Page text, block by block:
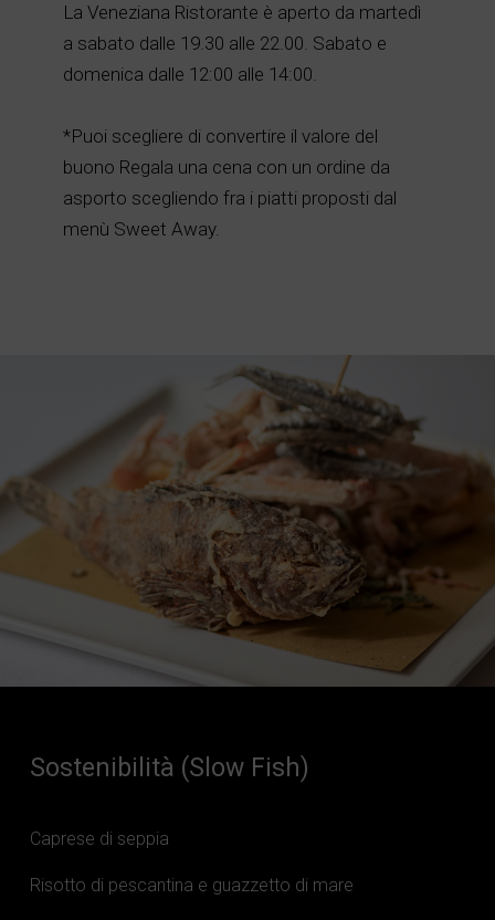
La Veneziana Ristorante è aperto da martedì
a sabato dalle 19.30 alle 22.00. Sabato e
domenica dalle 12:00 alle 14:00.
*Puoi scegliere di convertire il valore del
buono Regala una cena con un ordine da
asporto scegliendo fra i piatti proposti dal
menù Sweet Away.
Sostenibilità (Slow Fish)
Caprese di seppia
Risotto di pescantina e guazzetto di mare